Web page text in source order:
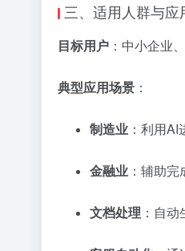
三、适用人群与应
目标用户 ：中小企业
典型应用场景 ：
制造业 ：利用
金融业 ：辅助
文档处理 ：自